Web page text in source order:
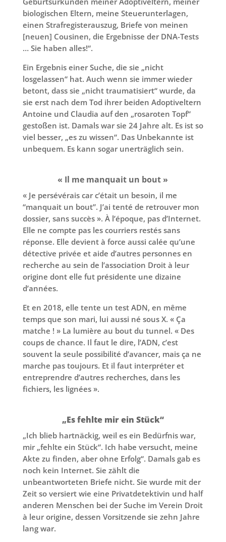
biologischen Eltern, meine Steuerunterlagen,
einen Strafregisterauszug, Briefe von meinen
[neuen] Cousinen, die Ergebnisse der DNA-Tests
… Sie haben alles!“.
Ein Ergebnis einer Suche, die sie „nicht
losgelassen“ hat. Auch wenn sie immer wieder
betont, dass sie „nicht traumatisiert“ wurde, da
sie erst nach dem Tod ihrer beiden Adoptiveltern
Antoine und Claudia auf den „rosaroten Topf“
gestoßen ist. Damals war sie 24 Jahre alt. Es ist so
viel besser, „es zu wissen“. Das Unbekannte ist
unbequem. Es kann sogar unerträglich sein.
« Il me manquait un bout »
« Je persévérais car c’était un besoin, il me
“manquait un bout”. J’ai tenté de retrouver mon
dossier, sans succès ». À l’époque, pas d’Internet.
Elle ne compte pas les courriers restés sans
réponse. Elle devient à force aussi calée qu’une
détective privée et aide d’autres personnes en
recherche au sein de l’association Droit à leur
origine dont elle fut présidente une dizaine
d’années.
Et en 2018, elle tente un test ADN, en même
temps que son mari, lui aussi né sous X. « Ça
matche ! » La lumière au bout du tunnel. « Des
coups de chance. Il faut le dire, l’ADN, c’est
souvent la seule possibilité d’avancer, mais ça ne
marche pas toujours. Et il faut interpréter et
entreprendre d’autres recherches, dans les
fichiers, les lignées ».
„Es fehlte mir ein Stück“
„Ich blieb hartnäckig, weil es ein Bedürfnis war,
mir „fehlte ein Stück“. Ich habe versucht, meine
Akte zu finden, aber ohne Erfolg“. Damals gab es
noch kein Internet. Sie zählt die
unbeantworteten Briefe nicht. Sie wurde mit der
Zeit so versiert wie eine Privatdetektivin und half
anderen Menschen bei der Suche im Verein Droit
à leur origine, dessen Vorsitzende sie zehn Jahre
lang war.